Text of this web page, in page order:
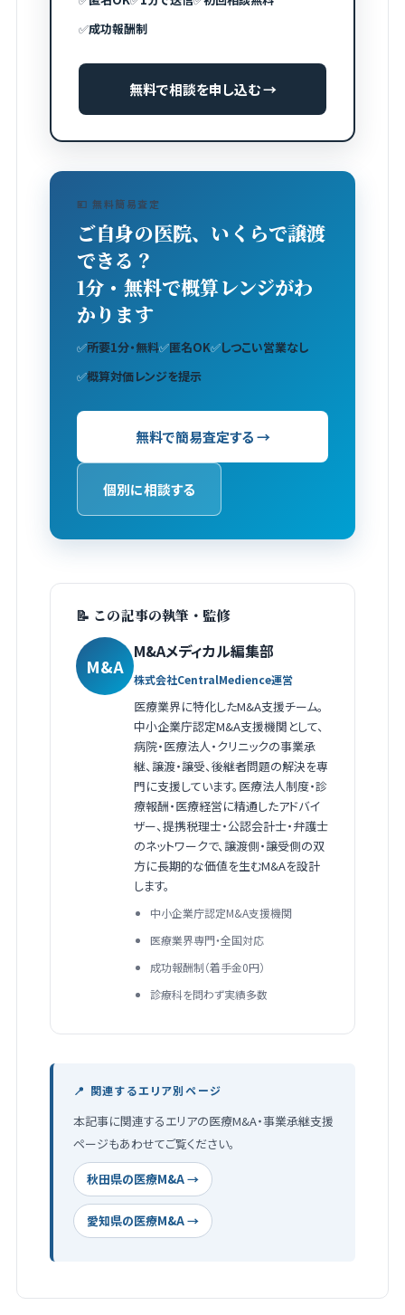
✅成功報酬制
無料で相談を申し込む →
💴 無料簡易査定
ご自身の医院、いくらで譲渡
できる？
1分・無料で概算レンジがわ
かります
✅所要1分・無料✅匿名OK✅しつこい営業なし
✅概算対価レンジを提示
無料で簡易査定する →
個別に相談する
📝 この記事の執筆・監修
M&A
M&Aメディカル編集部
株式会社CentralMedience運営
医療業界に特化したM&A支援チーム。
中小企業庁認定M&A支援機関として、
病院・医療法人・クリニックの事業承
継、譲渡・譲受、後継者問題の解決を専
門に支援しています。医療法人制度・診
療報酬・医療経営に精通したアドバイ
ザー、提携税理士・公認会計士・弁護士
のネットワークで、譲渡側・譲受側の双
方に長期的な価値を生むM&Aを設計
します。
中小企業庁認定M&A支援機関
医療業界専門・全国対応
成功報酬制（着手金0円）
診療科を問わず実績多数
📍 関連するエリア別ページ
本記事に関連するエリアの医療M&A・事業承継支援
ページもあわせてご覧ください。
秋田県の医療M&A →
愛知県の医療M&A →